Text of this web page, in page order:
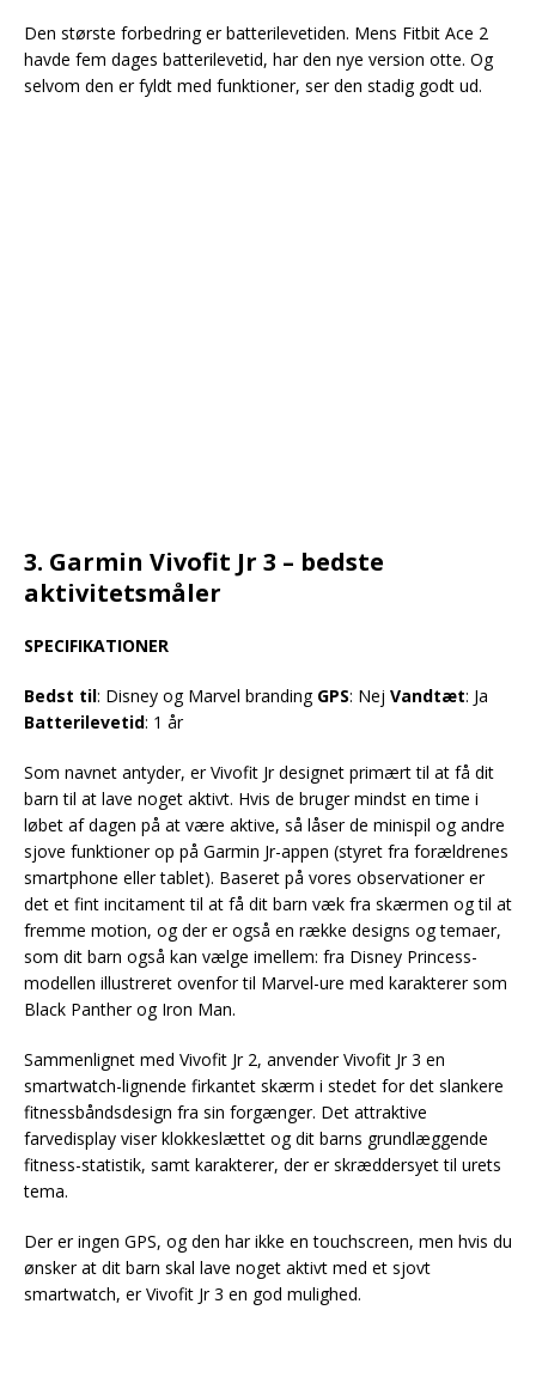
Den største forbedring er batterilevetiden. Mens Fitbit Ace 2
havde fem dages batterilevetid, har den nye version otte. Og
selvom den er fyldt med funktioner, ser den stadig godt ud.
3. Garmin Vivofit Jr 3 – bedste
aktivitetsmåler
SPECIFIKATIONER
Bedst til: Disney og Marvel branding GPS: Nej Vandtæt: Ja
Batterilevetid: 1 år
Som navnet antyder, er Vivofit Jr designet primært til at få dit
barn til at lave noget aktivt. Hvis de bruger mindst en time i
løbet af dagen på at være aktive, så låser de minispil og andre
sjove funktioner op på Garmin Jr-appen (styret fra forældrenes
smartphone eller tablet). Baseret på vores observationer er
det et fint incitament til at få dit barn væk fra skærmen og til at
fremme motion, og der er også en række designs og temaer,
som dit barn også kan vælge imellem: fra Disney Princess-
modellen illustreret ovenfor til Marvel-ure med karakterer som
Black Panther og Iron Man.
Sammenlignet med Vivofit Jr 2, anvender Vivofit Jr 3 en
smartwatch-lignende firkantet skærm i stedet for det slankere
fitnessbåndsdesign fra sin forgænger. Det attraktive
farvedisplay viser klokkeslættet og dit barns grundlæggende
fitness-statistik, samt karakterer, der er skræddersyet til urets
tema.
Der er ingen GPS, og den har ikke en touchscreen, men hvis du
ønsker at dit barn skal lave noget aktivt med et sjovt
smartwatch, er Vivofit Jr 3 en god mulighed.